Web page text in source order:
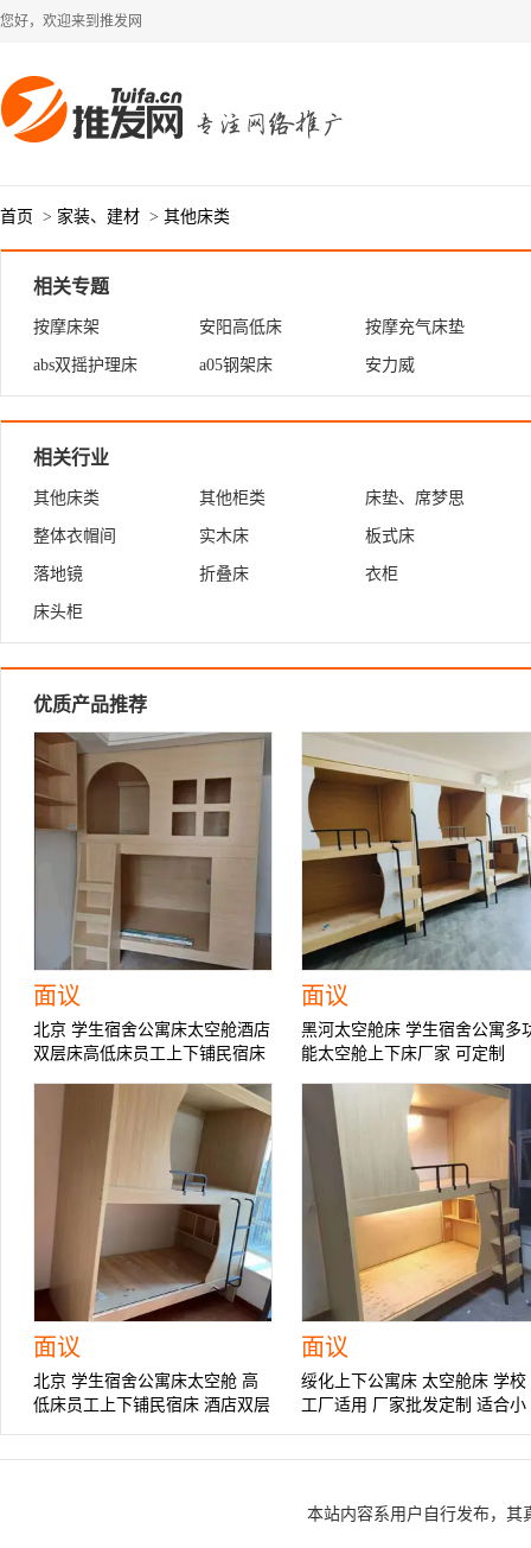
您好，欢迎来到推发网
首页 > 家装、建材 > 其他床类
相关专题
按摩床架 安阳高低床 按摩充气床垫
abs双摇护理床 a05钢架床 安力威
相关行业
其他床类 其他柜类 床垫、席梦思
整体衣帽间 实木床 板式床
落地镜 折叠床 衣柜
床头柜
优质产品推荐
面议
北京 学生宿舍公寓床太空舱酒店
双层床高低床员工上下铺民宿床
面议
黑河太空舱床 学生宿舍公寓多
能太空舱上下床厂家 可定制
面议
北京 学生宿舍公寓床太空舱 高
低床员工上下铺民宿床 酒店双层
面议
绥化上下公寓床 太空舱床 学校
工厂适用 厂家批发定制 适合小
本站内容系用户自行发布，其